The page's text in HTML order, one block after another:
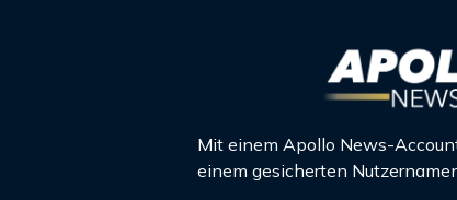
Mit einem Apollo News-
einem gesicherten